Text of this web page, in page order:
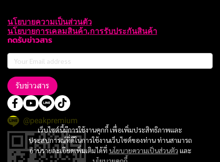
เว็บไซต์นี้มีการใช้งานคุกกี้ เพื่อเพิ่มประสิทธิภาพและ
ประสบการณ์ที่ดีในการใช้งานเว็บไซต์ของท่าน ท่านสามารถ
อ่านรายละเอียดเพิ่มเติมได้ที่ นโยบายความเป็นส่วนตัว และ
นโยบายความเป็นส่วนตัว
นโยบายการเคลมสินค้า,การรับประกันสินค้า
กดรับข่าวสาร
รับข่าวสาร
@peakpremium